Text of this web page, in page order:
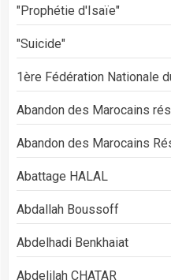
"Prophétie d'Isaïe"
"Suicide"
1ère Fédération Nationale
Abandon des Marocains
Abandon des Marocains
Abattage HALAL
Abdallah Boussoff
Abdelhadi Benkhaiat
Abdelilah CHATAR